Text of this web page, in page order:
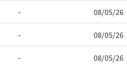
- 08/05/26
- 08/05/26
- 08/05/26